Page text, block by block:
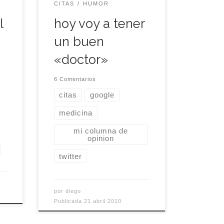
costumbre tan fea que
tienen de acudir al Doctor
Google a buscar
información sobre cualquier
término médico que se
cruce en […]
CITAS HUMOR
hoy voy a tener
un buen
«doctor»
6 Comentarios
citas google
medicina
mi columna de
opinion
twitter
por diego
Publicada 21 abril 2010